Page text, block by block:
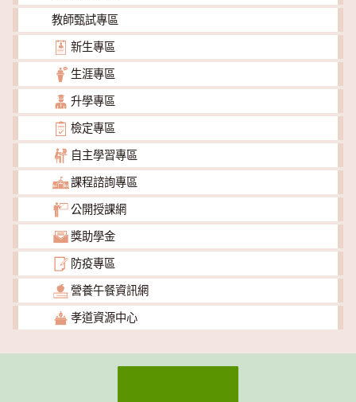
教師甄試專區
新生專區
生涯專區
升學專區
檢定專區
自主學習專區
課程諮詢專區
公開授課網
獎助學金
防疫專區
營養午餐資訊網
孝道資源中心